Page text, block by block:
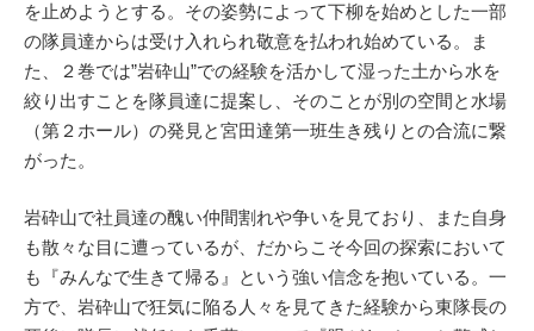
を止めようとする。その姿勢によって下柳を始めとした一部
の隊員達からは受け入れられ敬意を払われ始めている。ま
た、２巻では”岩砕山”での経験を活かして湿った土から水を
絞り出すことを隊員達に提案し、そのことが別の空間と水場
（第２ホール）の発見と宮田達第一班生き残りとの合流に繋
がった。
岩砕山で社員達の醜い仲間割れや争いを見ており、また自身
も散々な目に遭っているが、だからこそ今回の探索において
も『みんなで生きて帰る』という強い信念を抱いている。一
方で、岩砕山で狂気に陥る人々を見てきた経験から東隊長の